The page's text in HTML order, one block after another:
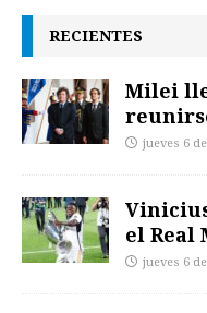
RECIENTES
Milei
jueves 6
el Real
jueves 6